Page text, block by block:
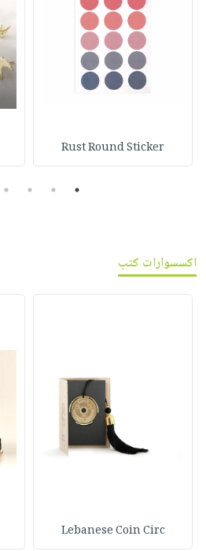
Rust Round Sticker
1
2
3
4
اكسسوارات كتب
Lebanese Coin Circ